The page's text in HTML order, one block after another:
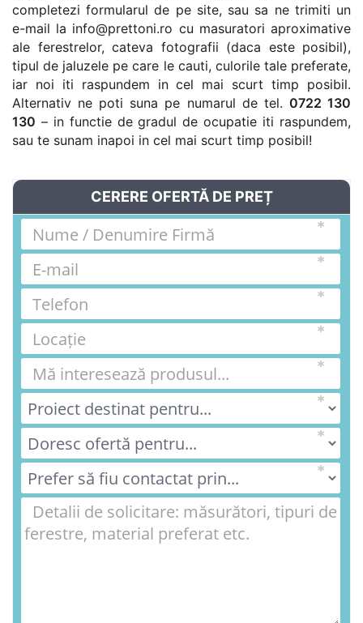
completezi formularul de pe site, sau sa ne trimiti un
e-mail la info@prettoni.ro cu masuratori aproximative
ale ferestrelor, cateva fotografii (daca este posibil),
tipul de jaluzele pe care le cauti, culorile tale preferate,
iar noi iti raspundem in cel mai scurt timp posibil.
Alternativ ne poti suna pe numarul de tel. 0722 130
130 – in functie de gradul de ocupatie iti raspundem,
sau te sunam inapoi in cel mai scurt timp posibil!
CERERE OFERTĂ DE PREȚ